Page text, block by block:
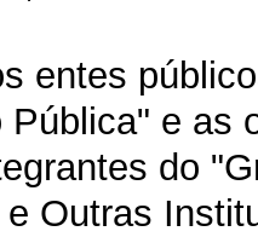
entes
e as
do
Outras